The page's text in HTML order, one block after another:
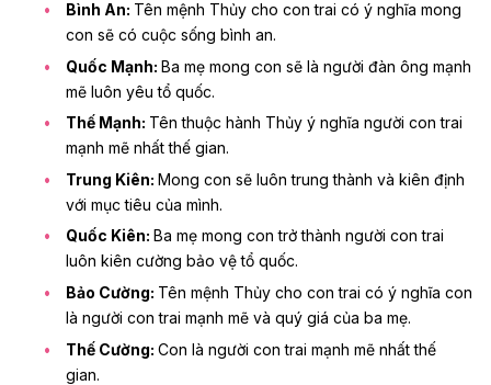
Bình An: Tên mệnh Thủy cho con trai có ý nghĩa mong
con sẽ có cuộc sống bình an.
Quốc Mạnh: Ba mẹ mong con sẽ là người đàn ông mạnh
mẽ luôn yêu tổ quốc.
Thế Mạnh: Tên thuộc hành Thủy ý nghĩa người con trai
mạnh mẽ nhất thế gian.
Trung Kiên: Mong con sẽ luôn trung thành và kiên định
với mục tiêu của mình.
Quốc Kiên: Ba mẹ mong con trở thành người con trai
luôn kiên cường bảo vệ tổ quốc.
Bảo Cường: Tên mệnh Thủy cho con trai có ý nghĩa con
là người con trai mạnh mẽ và quý giá của ba mẹ.
Thế Cường: Con là người con trai mạnh mẽ nhất thế
gian.